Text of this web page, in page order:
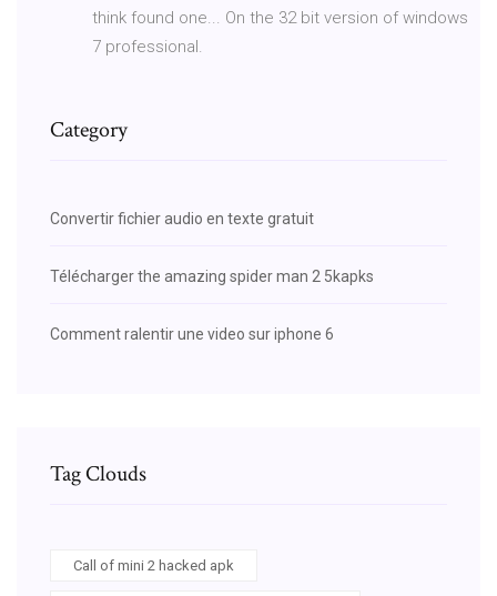
think found one... On the 32 bit version of windows
7 professional.
Category
Convertir fichier audio en texte gratuit
Télécharger the amazing spider man 2 5kapks
Comment ralentir une video sur iphone 6
Tag Clouds
Call of mini 2 hacked apk